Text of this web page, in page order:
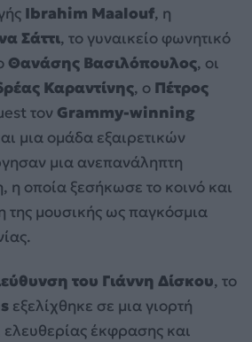
Ibrahim Maalouf, η
Σάττι, το γυναικείο φωνητικό
Θανάσης Βασιλόπουλος, οι
Καραντίνης, ο Πέτρος
τον Grammy-winning
μια ομάδα εξαιρετικών
μια ανεπανάληπτη
η οποία ξεσήκωσε το κοινό και
της μουσικής ως παγκόσμια
του Γιάννη Δίσκου, το
εξελίχθηκε σε μια γιορτή
ελευθερίας έκφρασης και